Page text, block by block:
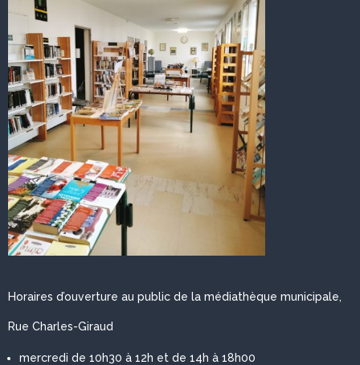
Horaires d’ouverture au public de la médiathèque municipale,
Rue Charles-Giraud
mercredi de 10h30 à 12h et de 14h à 18h00